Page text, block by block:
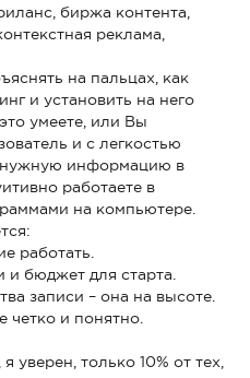
биржа контента,
реклама,
на пальцах, как
и установить на него
умеете, или Вы
и с легкостью
информацию в
работаете в
на компьютере.
работать.
и бюджет для старта.
записи – она на высоте.
четко и понятно.
уверен, только 10% от тех,